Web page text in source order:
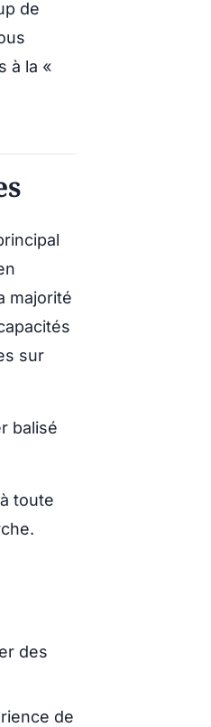
de
à la «
majorité
sur
balisé
toute
des
de